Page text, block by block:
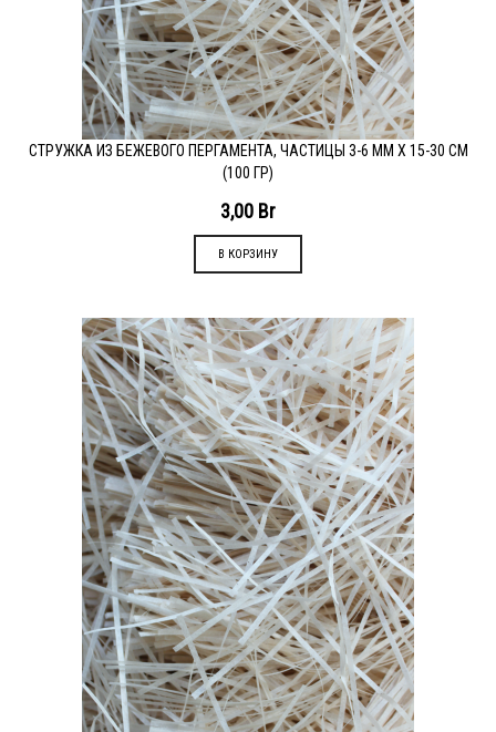
СТРУЖКА ИЗ БЕЖЕВОГО ПЕРГАМЕНТА, ЧАСТИЦЫ 3-6 ММ Х 15-30 СМ
(100 ГР)
3,00 Br
В КОРЗИНУ